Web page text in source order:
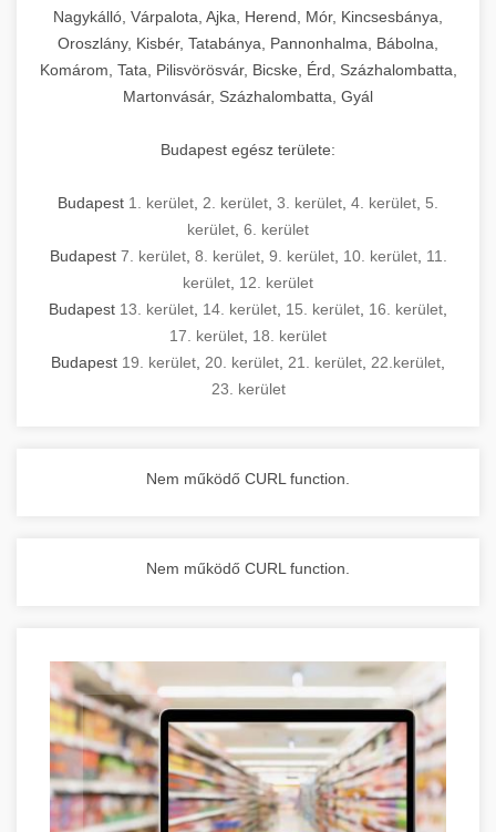
Nagykálló, Várpalota, Ajka, Herend, Mór, Kincsesbánya,
Oroszlány, Kisbér, Tatabánya, Pannonhalma, Bábolna,
Komárom, Tata, Pilisvörösvár, Bicske, Érd, Százhalombatta,
Martonvásár, Százhalombatta, Gyál
Budapest egész területe:
Budapest 1. kerület 2. kerület 3. kerület 4. kerület 5.
kerület 6. kerület
Budapest 7. kerület, 8. kerület, 9. kerület, 10. kerület, 11.
kerület 12. kerület
Budapest 13. kerület 14. kerület 15. kerület 16. kerület
17. kerület 18. kerület
Budapest 19. kerület 20. kerület 21. kerület 22.kerület
23. kerület
Nem működő CURL function.
Nem működő CURL function.